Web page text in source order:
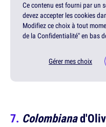
Ce contenu est fourni par un
devez accepter les cookies
Modifiez ce choix à tout
de la Confidentialité" en bas
Gérer mes choix
Colombiana